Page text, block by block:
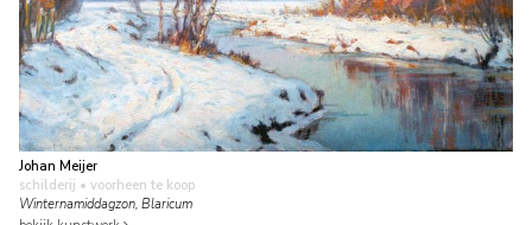
Johan Meijer
schilderij • voorheen te koop
Winternamiddagzon, Blaricum